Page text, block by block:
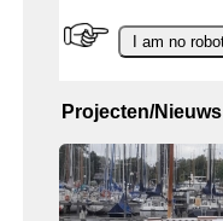
Projecten/Nieuws